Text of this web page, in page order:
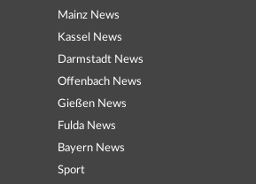
Mainz News
Kassel News
Darmstadt News
Offenbach News
Gießen News
Fulda News
Bayern News
Sport